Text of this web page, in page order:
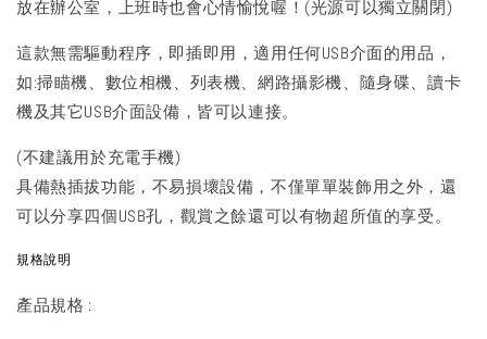
放在辦公室，上班時也會心情愉悅喔！(光源可以獨立關閉)
這款無需驅動程序，即插即用，適用任何USB介面的用品，
如:掃瞄機、數位相機、列表機、網路攝影機、隨身碟、讀卡
機及其它USB介面設備，皆可以連接。
(不建議用於充電手機)
具備熱插拔功能，不易損壞設備，不僅單單裝飾用之外，還
可以分享四個USB孔，觀賞之餘還可以有物超所值的享受。
規格說明
產品規格 :